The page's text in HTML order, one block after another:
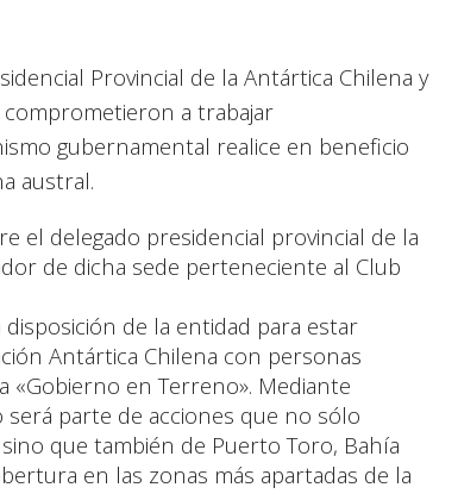
Provincial de la Antártica Chilena y
comprometieron a trabajar
gubernamental realice en beneficio
austral.
el delegado presidencial provincial de la
de dicha sede perteneciente al Club
de la entidad para estar
Antártica Chilena con personas
«Gobierno en Terreno». Mediante
será parte de acciones que no sólo
que también de Puerto Toro, Bahía
en las zonas más apartadas de la